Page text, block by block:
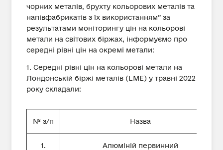
чорних металів, брухту кольорових металів та
напівфабрикатів з їх використанням” за
результатами моніторингу цін на кольорові
метали на світових біржах, інформуємо про
середні рівні цін на окремі метали:
1. Середні рівні цін на кольорові метали на
Лондонській біржі металів (LME) у травні 2022
року складали:
№ з/п Назва
1. Алюміній первинний